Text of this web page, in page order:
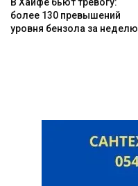
более 130 превышений
уровня бензола за неделю